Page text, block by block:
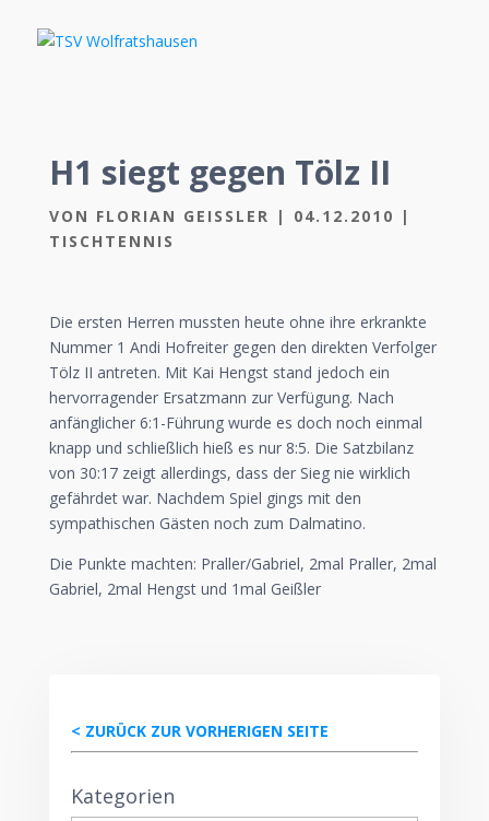
H1 siegt gegen Tölz II
VON FLORIAN GEISSLER | 04.12.2010 |
TISCHTENNIS
Die ersten Herren mussten heute ohne ihre erkrankte
Nummer 1 Andi Hofreiter gegen den direkten Verfolger
Tölz II antreten. Mit Kai Hengst stand jedoch ein
hervorragender Ersatzmann zur Verfügung. Nach
anfänglicher 6:1-Führung wurde es doch noch einmal
knapp und schließlich hieß es nur 8:5. Die Satzbilanz
von 30:17 zeigt allerdings, dass der Sieg nie wirklich
gefährdet war. Nachdem Spiel gings mit den
sympathischen Gästen noch zum Dalmatino.
Die Punkte machten: Praller/Gabriel, 2mal Praller, 2mal
Gabriel, 2mal Hengst und 1mal Geißler
< ZURÜCK ZUR VORHERIGEN SEITE
Kategorien